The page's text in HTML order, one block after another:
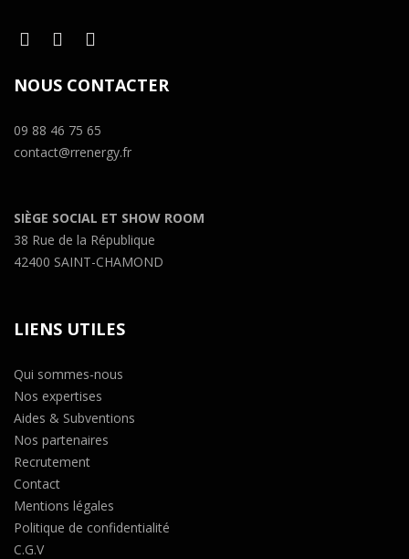
NOUS CONTACTER
09 88 46 75 65
contact@rrenergy.fr
SIÈGE SOCIAL ET SHOW ROOM
38 Rue de la République
42400 SAINT-CHAMOND
LIENS UTILES
Qui sommes-nous
Nos expertises
Aides & Subventions
Nos partenaires
Recrutement
Contact
Mentions légales
Politique de confidentialité
C.G.V